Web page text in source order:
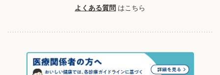
よくある質問 はこちら